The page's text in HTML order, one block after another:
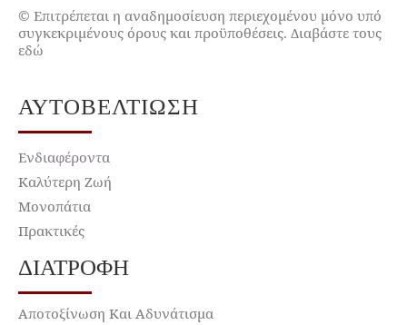
© Επιτρέπεται η αναδημοσίευση περιεχομένου μόνο υπό
συγκεκριμένους όρους και προϋποθέσεις. Διαβάστε τους
εδώ
ΑΥΤΟΒΕΛΤΊΩΣΗ
Ενδιαφέροντα
Καλύτερη Ζωή
Μονοπάτια
Πρακτικές
ΔΙΑΤΡΟΦΉ
Αποτοξίνωση Και Αδυνάτισμα